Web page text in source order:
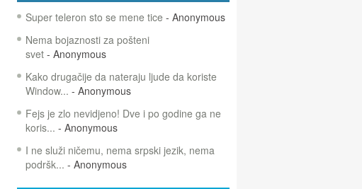
Super teleron sto se mene tice - Anonymous
Nema bojaznosti za pošteni
svet - Anonymous
Kako drugačije da nateraju ljude da koriste
Window... - Anonymous
Fejs je zlo nevidjeno! Dve i po godine ga ne
koris... - Anonymous
I ne služi ničemu, nema srpski jezik, nema
podršk... - Anonymous